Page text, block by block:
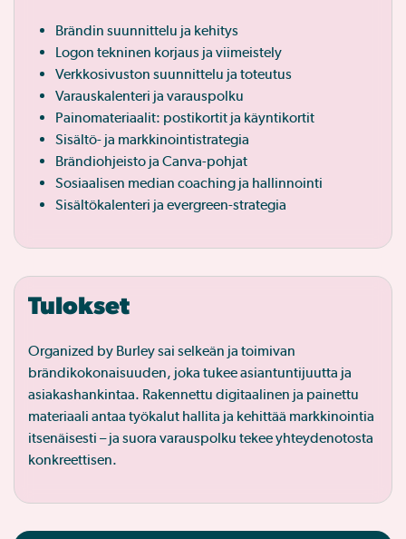
Brändin suunnittelu ja kehitys
Logon tekninen korjaus ja viimeistely
Verkkosivuston suunnittelu ja toteutus
Varauskalenteri ja varauspolku
Painomateriaalit: postikortit ja käyntikortit
Sisältö- ja markkinointistrategia
Brändiohjeisto ja Canva-pohjat
Sosiaalisen median coaching ja hallinnointi
Sisältökalenteri ja evergreen-strategia
Tulokset
Organized by Burley sai selkeän ja toimivan
brändikokonaisuuden, joka tukee asiantuntijuutta ja
asiakashankintaa. Rakennettu digitaalinen ja painettu
materiaali antaa työkalut hallita ja kehittää markkinointia
itsenäisesti – ja suora varauspolku tekee yhteydenotosta
konkreettisen.